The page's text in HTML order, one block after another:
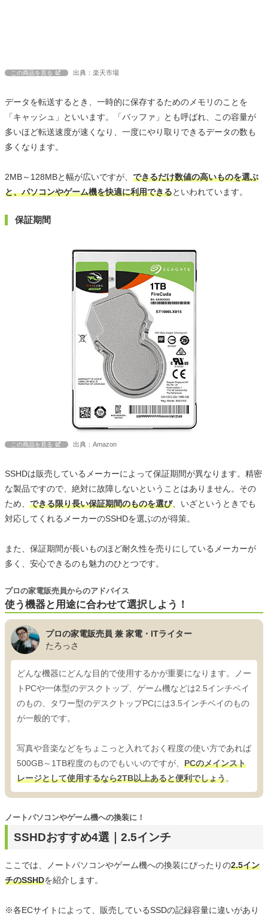
この商品を見る 出典：楽天市場
データを転送するとき、一時的に保存するためのメモリのことを
「キャッシュ」といいます。「バッファ」とも呼ばれ、この容量が
多いほど転送速度が速くなり、一度にやり取りできるデータの数も
多くなります。
2MB～128MBと幅が広いですが、 できるだけ数値の高いものを選ぶ
と、パソコンやゲーム機を快適に利用できるといわれています。
保証期間
この商品を見る 出典：Amazon
SSHDは販売しているメーカーによって保証期間が異なります。精密
な製品ですので、絶対に故障しないということはありません。その
ため、 できる限り長い保証期間のものを選び、いざというときでも
対応してくれるメーカーのSSHDを選ぶのが得策。
また、保証期間が長いものほど耐久性を売りにしているメーカーが
多く、安心できるのも魅力のひとつです。
使う機器と用途に合わせて選択しよう！
プロの家電販売員からのアドバイス
プロの家電販売員 兼 家電・ITライター
たろっさ
どんな機器にどんな目的で使用するかが重要になります。ノー
トPCや一体型のデスクトップ、ゲーム機などは2.5インチベイ
のもの、タワー型のデスクトップPCには3.5インチベイのもの
が一般的です。
写真や音楽などをちょこっと入れておく程度の使い方であれば
500GB～1TB程度のものでもいいのですが、 PCのメインスト
レージとして使用するなら2TB以上あると便利でしょう。
SSHDおすすめ4選｜2.5インチ
ノートパソコンやゲーム機への換装に！
ここでは、ノートパソコンやゲーム機への換装にぴったりの2.5イン
チのSSHDを紹介します。
※各ECサイトによって、販売しているSSDの記録容量に違いがあり